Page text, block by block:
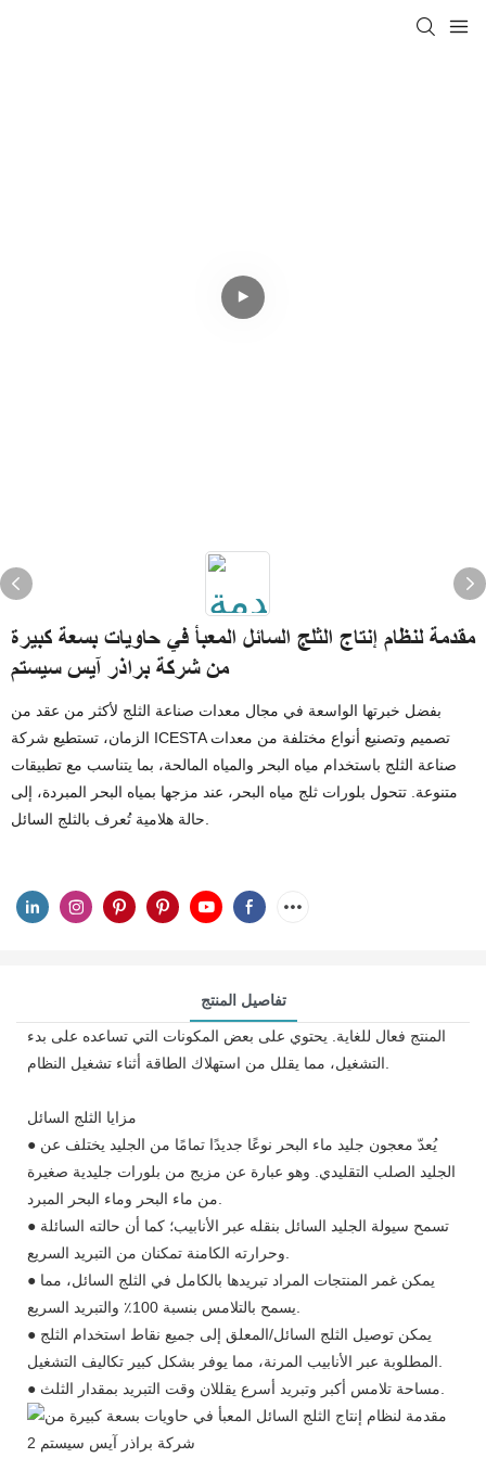
مقدمة لنظام إنتاج الثلج السائل المعبأ في حاويات بسعة كبيرة
من شركة براذر آيس سيستم
بفضل خبرتها الواسعة في مجال معدات صناعة الثلج لأكثر من عقد من
الزمان، تستطيع شركة ICESTA تصميم وتصنيع أنواع مختلفة من معدات
صناعة الثلج باستخدام مياه البحر والمياه المالحة، بما يتناسب مع تطبيقات
متنوعة. تتحول بلورات ثلج مياه البحر، عند مزجها بمياه البحر المبردة، إلى
تفاصيل المنتج
المنتج فعال للغاية. يحتوي على بعض المكونات التي تساعده على بدء
مزايا الثلج السائل
● يُعدّ معجون جليد ماء البحر نوعًا جديدًا تمامًا من الجليد يختلف عن
الجليد الصلب التقليدي. وهو عبارة عن مزيج من بلورات جليدية صغيرة
● تسمح سيولة الجليد السائل بنقله عبر الأنابيب؛ كما أن حالته السائلة
● يمكن غمر المنتجات المراد تبريدها بالكامل في الثلج السائل، مما
● يمكن توصيل الثلج السائل/المعلق إلى جميع نقاط استخدام الثلج